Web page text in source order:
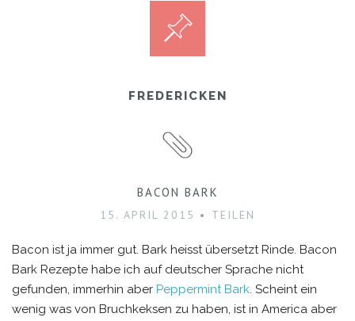
FREDERICKEN
BACON BARK
15. APRIL 2015 TEILEN
Bacon ist ja immer gut. Bark heisst übersetzt Rinde. Bacon
Bark Rezepte habe ich auf deutscher Sprache nicht
gefunden, immerhin aber Peppermint Bark. Scheint ein
wenig was von Bruchkeksen zu haben, ist in America aber